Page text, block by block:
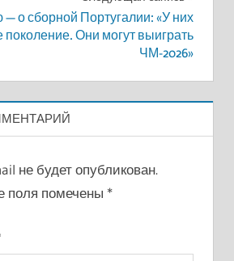
о сборной Португалии: «У них
поколение. Они могут выиграть
ЧМ-2026»
не будет опубликован.
поля помечены *